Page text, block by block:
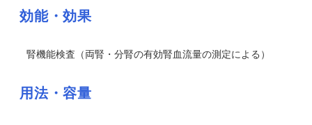
効能・効果
腎機能検査（両腎・分腎の有効腎血流量の測定による）
用法・容量